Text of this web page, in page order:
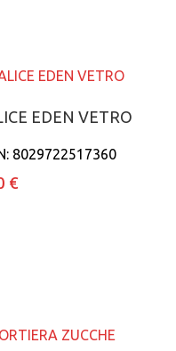
al carrello
EDEN VETRO
8029722517360
€